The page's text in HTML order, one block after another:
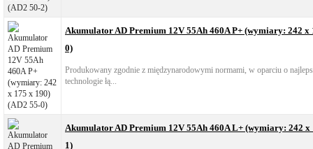
Akumulator AD Premium 12V 55Ah 460A P+ (wymiary: 242 x
0)
Produkowany zgodnie z międzynarodowymi normami, w oparciu o
technologie łą...
Akumulator AD Premium 12V 55Ah 460A L+ (wymiary: 242 x
1)